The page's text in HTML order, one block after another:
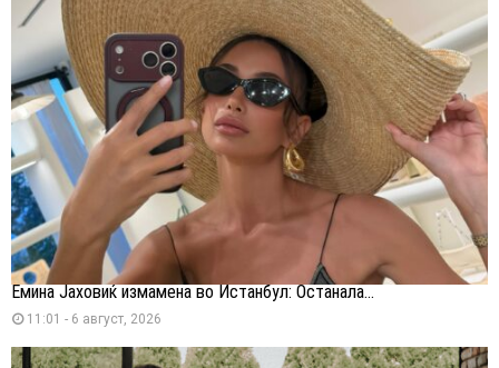
Емина Јаховиќ измамена во Истанбул: Останала...
11:01 - 6 август, 2026